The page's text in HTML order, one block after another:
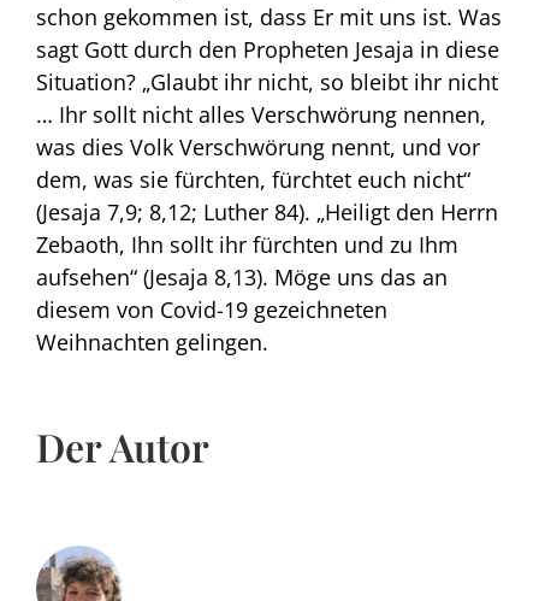
schon gekommen ist, dass Er mit uns ist. Was
sagt Gott durch den Propheten Jesaja in diese
Situation? „Glaubt ihr nicht, so bleibt ihr nicht
… Ihr sollt nicht alles Verschwörung nennen,
was dies Volk Verschwörung nennt, und vor
dem, was sie fürchten, fürchtet euch nicht“
(Jesaja 7,9; 8,12; Luther 84). „Heiligt den Herrn
Zebaoth, Ihn sollt ihr fürchten und zu Ihm
aufsehen“ (Jesaja 8,13). Möge uns das an
diesem von Covid-19 gezeichneten
Weihnachten gelingen.
Der Autor